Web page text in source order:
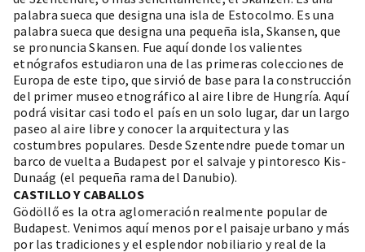
palabra sueca que designa una isla de Estocolmo. Es una
palabra sueca que designa una pequeña isla, Skansen, que
se pronuncia Skansen. Fue aquí donde los valientes
etnógrafos estudiaron una de las primeras colecciones de
Europa de este tipo, que sirvió de base para la construcción
del primer museo etnográfico al aire libre de Hungría. Aquí
podrá visitar casi todo el país en un solo lugar, dar un largo
paseo al aire libre y conocer la arquitectura y las
costumbres populares. Desde Szentendre puede tomar un
barco de vuelta a Budapest por el salvaje y pintoresco Kis-
Dunaág (el pequeña rama del Danubio).
CASTILLO Y CABALLOS
Gödöllő es la otra aglomeración realmente popular de
Budapest. Venimos aquí menos por el paisaje urbano y más
por las tradiciones y el esplendor nobiliario y real de la